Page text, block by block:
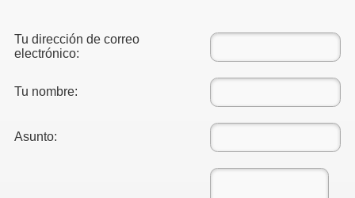
Tu dirección de correo
electrónico:
Tu nombre:
Asunto: